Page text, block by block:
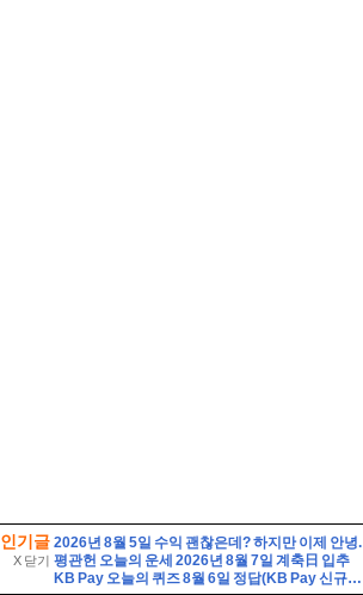
인기글
X 닫기
2026년 8월 5일 수익 괜찮은데? 하지만 이제 안녕.
평관헌 오늘의 운세 2026년 8월 7일 계축日 입추
KB Pay 오늘의 퀴즈 8월 6일 정답(KB Pay 신규서비스 '깨비로또' 2회차의 1등 당첨금은 얼마일까요?)